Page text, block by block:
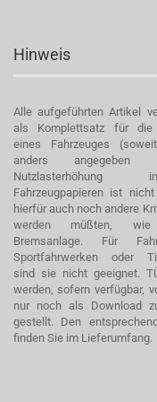
Hinweis
Alle aufgeführten Artikel
als Komplettsatz für die
eines Fahrzeuges
anders
Fahrzeugpapieren ist
hierfür auch noch andere
werden müßten,
Bremsanlage. Für
Sportfahrwerken oder
sind sie nicht geeignet.
werden, sofern verfügbar,
nur noch als Download
gestellt. Den
finden Sie im Lieferumfang.